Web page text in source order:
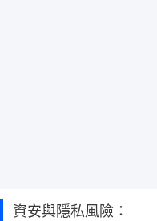
資安與隱私風險：